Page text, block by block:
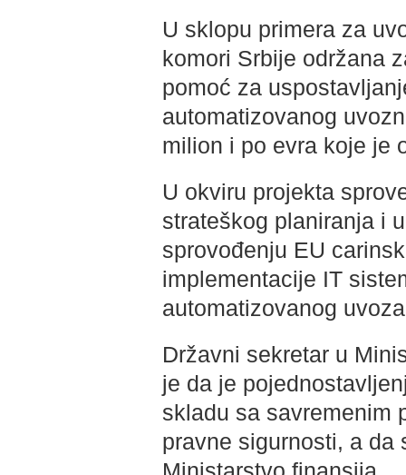
U sklopu primera za
komori Srbije održana
pomoć za
automatizovanog
milion i po evra koje je
U okviru projekta
strateškog planiranja i
sprovođenju EU
implementacije IT
automatizovanog
Državni sekretar u
je da je
skladu sa savremenim
pravne sigurnosti, a